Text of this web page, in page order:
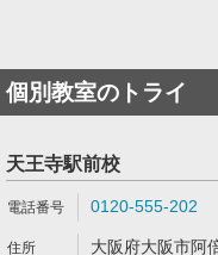
個別教室のトライ
天王寺駅前校
0120-555-202
大阪府大阪市阿